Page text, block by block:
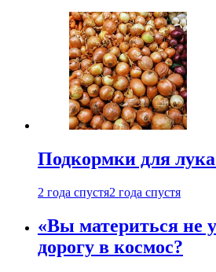
Подкормки для
2 года спустя2 года спустя
«Вы материться не
дорогу в космос?